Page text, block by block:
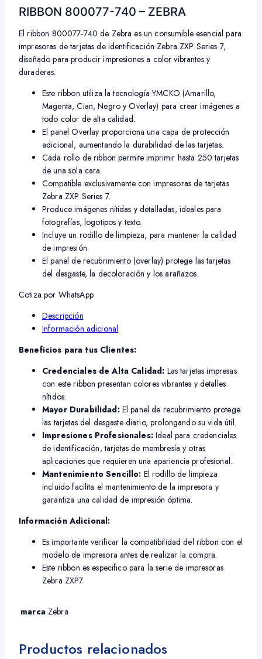
RIBBON 800077-740 – ZEBRA
El ribbon 800077-740 de Zebra es un consumible esencial para
impresoras de tarjetas de identificación Zebra ZXP Series 7,
diseñado para producir impresiones a color vibrantes y
duraderas.
Este ribbon utiliza la tecnología YMCKO (Amarillo,
Magenta, Cian, Negro y Overlay) para crear imágenes a
todo color de alta calidad.
El panel Overlay proporciona una capa de protección
adicional, aumentando la durabilidad de las tarjetas.
Cada rollo de ribbon permite imprimir hasta 250 tarjetas
de una sola cara.
Compatible exclusivamente con impresoras de tarjetas
Zebra ZXP Series 7.
Produce imágenes nítidas y detalladas, ideales para
fotografías, logotipos y texto.
Incluye un rodillo de limpieza, para mantener la calidad
de impresión.
El panel de recubrimiento (overlay) protege las tarjetas
del desgaste, la decoloración y los arañazos.
Cotiza por WhatsApp
Descripción
Información adicional
Beneficios para tus Clientes:
Credenciales de Alta Calidad: Las tarjetas impresas
con este ribbon presentan colores vibrantes y detalles
nítidos.
Mayor Durabilidad:El panel de recubrimiento protege
las tarjetas del desgaste diario, prolongando su vida útil.
Impresiones Profesionales:Ideal para credenciales
de identificación, tarjetas de membresía y otras
aplicaciones que requieren una apariencia profesional.
Mantenimiento Sencillo: El rodillo de limpieza
incluido facilita el mantenimiento de la impresora y
garantiza una calidad de impresión óptima.
Información Adicional:
Es importante verificar la compatibilidad del ribbon con el
modelo de impresora antes de realizar la compra.
Este ribbon es especifico para la serie de impresoras
Zebra ZXP7.
marca Zebra
Productos relacionados